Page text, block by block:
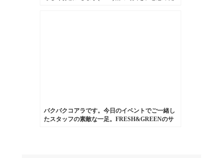
バクバクコアラです。今日のイベントでご一緒し
たスタッフの素敵な一足。FRESH&GREENのサ